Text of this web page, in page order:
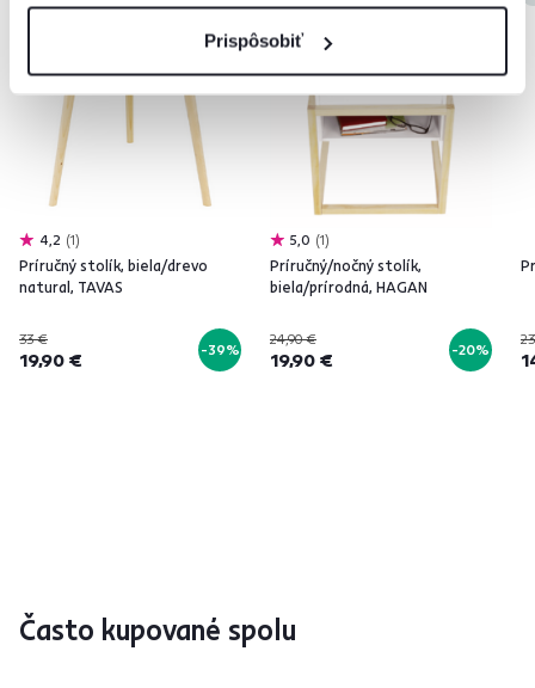
Prispôsobiť
4,2 1
Príručný stolík, biela/drevo
natural, TAVAS
33 €
19,90 € -39%
5,0 1
Príručný/nočný stolík,
biela/prírodná, HAGAN
24,90 €
19,90 € -20%
Často kupované spolu